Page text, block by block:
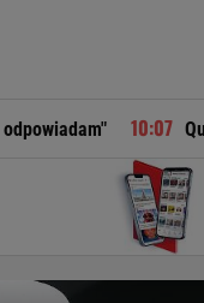
Quiz. Gdzie